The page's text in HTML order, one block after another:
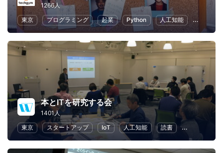
1266人
東京
プログラミング 起業 Python 人工知能 ChatGPT
本とITを研究する会
1401人
東京
スタートアップ IoT 人工知能 読書 ライティン